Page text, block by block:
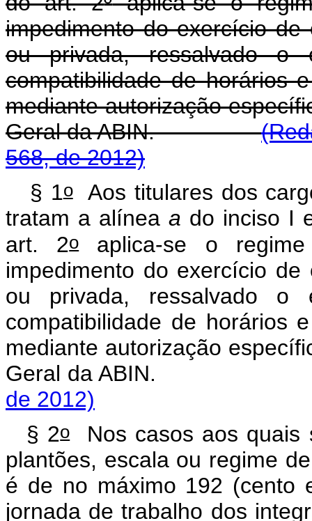
impedimento do exercício
ou privada, ressalvado o
compatibilidade de horários
mediante autorização
Geral da ABIN.
568, de 2012)
§ 1oAos titulares dos
tratam a alínea a do inciso I
art. 2oaplica-se o regime
impedimento do exercício
ou privada, ressalvado o
compatibilidade de horários
mediante autorização
Geral da
de 2012)
§ 2oNos casos aos quais
plantões, escala ou regime
é de no máximo 192 (cento
jornada de trabalho dos